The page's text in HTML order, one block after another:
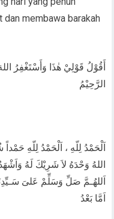
dan membawa barakah
أَقُوْلُ قَوْلِيْ هٰذَا وَأَسْتَغْفِرُ
الرَّحِيْمُ
اَلْحَمْدُ لِلّهِ ، اَلْحَمْدُ لِلّهِ
اللهُ وَحْدَهُ لاَ شَرِيْكَ لَهُ
اَللهُـمَّ صَلِّ وَسَلِّمْ عَلىَ
اَمَّا بَعْدُ